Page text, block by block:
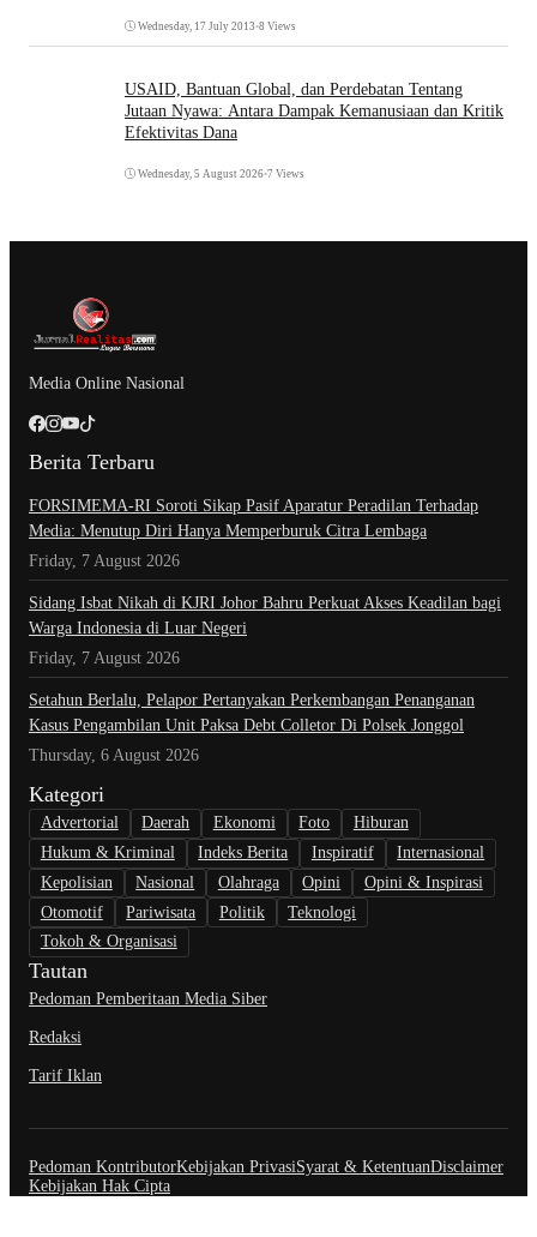
Wednesday, 17 July 2013 •8 Views
USAID, Bantuan Global, dan Perdebatan Tentang
Jutaan Nyawa: Antara Dampak Kemanusiaan dan Kritik
Efektivitas Dana
Wednesday, 5 August 2026•7 Views
Media Online Nasional
Berita Terbaru
​FORSIMEMA-RI Soroti Sikap Pasif Aparatur Peradilan Terhadap
Media: Menutup Diri Hanya Memperburuk Citra Lembaga
Friday, 7 August 2026
Sidang Isbat Nikah di KJRI Johor Bahru Perkuat Akses Keadilan bagi
Warga Indonesia di Luar Negeri
Friday, 7 August 2026
Setahun Berlalu, Pelapor Pertanyakan Perkembangan Penanganan
Kasus Pengambilan Unit Paksa Debt Colletor Di Polsek Jonggol
Thursday, 6 August 2026
Kategori
Advertorial Daerah Ekonomi Foto
Hiburan
Hukum & Kriminal
Indeks Berita Inspiratif
Internasional
Kepolisian
Nasional Olahraga Opini
Opini & Inspirasi
Otomotif
Pariwisata Politik
Teknologi
Tokoh & Organisasi
Tautan
Pedoman Pemberitaan Media Siber
Redaksi
Tarif Iklan
Pedoman KontributorKebijakan PrivasiSyarat & KetentuanDisclaimer
Kebijakan Hak Cipta